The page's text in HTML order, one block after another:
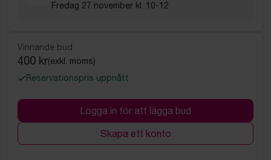
Fredag 27 november kl. 10-12
Vinnande bud
400 kr(exkl. moms)
Reservationspris uppnått
Logga in för att lägga bud
Skapa ett konto